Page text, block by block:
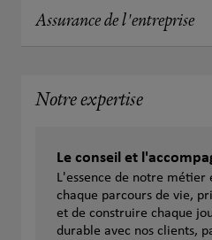
Assurance de l'entreprise
Notre expertise
Le conseil et
L'essence de notre métier
chaque parcours de vie,
et de construire chaque
durable avec nos clients,